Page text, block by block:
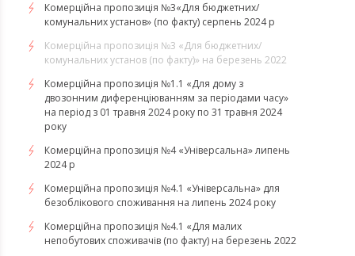
Комерційна пропозиція №3«Для бюджетних/
комунальних установ» (по факту) серпень 2024 р
Комерційна пропозиція №3 «Для бюджетних/
комунальних установ (по факту)» на березень 2022
Комерційна пропозиція №1.1 «Для дому з
двозонним диференціюванням за періодами часу»
на період з 01 травня 2024 року по 31 травня 2024
року
Комерційна пропозиція №4 «Універсальна» липень
2024 р
Комерційна пропозиція №4.1 «Універсальна» для
безоблікового споживання на липень 2024 року
​​​​​​​Комерційна пропозиція №4.1 «Для малих
непобутових споживачів (по факту) на березень 2022